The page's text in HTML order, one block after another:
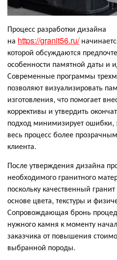
Процесс разработки дизайна
на https://granit56.ru/
которой обсуждаются
особенности памятной даты и
Современные программы
позволяют визуализировать
изготовления, что помогает
коррективы и утвердить
подход минимизирует ошибки,
весь процесс более
клиента.
После утверждения дизайна
необходимого гранитного
поскольку качественный
основе цвета, текстуры и
Сопровождающая бронь
нужного камня к моменту
заказчика от повышения
выбранной породы.